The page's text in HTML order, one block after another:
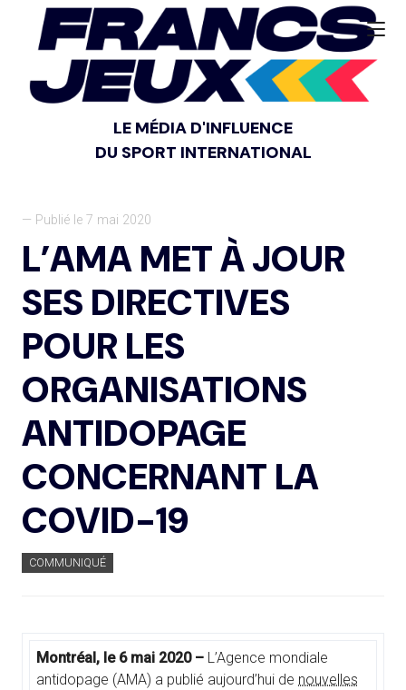
LE MÉDIA D'INFLUENCE
DU SPORT INTERNATIONAL
— Publié le 7 mai 2020
L’AMA MET À JOUR
SES DIRECTIVES
POUR LES
ORGANISATIONS
ANTIDOPAGE
CONCERNANT LA
COVID-19
COMMUNIQUÉ
Montréal, le 6 mai 2020 – L’Agence mondiale
antidopage (AMA) a publié aujourd’hui de nouvelles